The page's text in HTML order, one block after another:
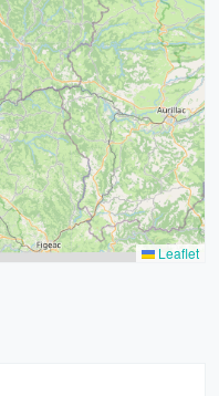
15
21
Leaflet